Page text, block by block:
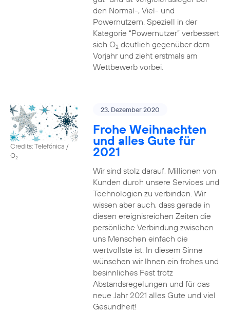
den Normal-, Viel- und
Powernutzern. Speziell in der
Kategorie “Powernutzer” verbessert
sich O2deutlich gegenüber dem
Vorjahr und zieht erstmals am
Wettbewerb vorbei.
Credits: Telefónica /
O2
23. Dezember 2020
Frohe Weihnachten
und alles Gute für
2021
Wir sind stolz darauf, Millionen von
Kunden durch unsere Services und
Technologien zu verbinden. Wir
wissen aber auch, dass gerade in
diesen ereignisreichen Zeiten die
persönliche Verbindung zwischen
uns Menschen einfach die
wertvollste ist. In diesem Sinne
wünschen wir Ihnen ein frohes und
besinnliches Fest trotz
Abstandsregelungen und für das
neue Jahr 2021 alles Gute und viel
Gesundheit!